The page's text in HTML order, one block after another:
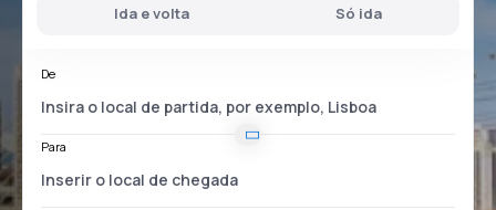
Ida e volta Só ida
De
Para